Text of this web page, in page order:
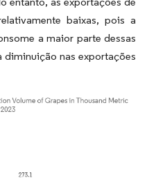
baixas, pois a
a maior parte dessas
nas exportações